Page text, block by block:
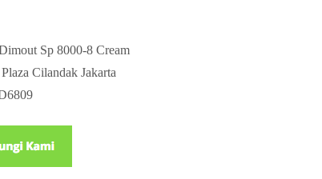
Sp 8000-8 Cream
Cilandak Jakarta